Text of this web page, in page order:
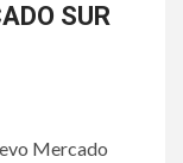
SUR
Mercado